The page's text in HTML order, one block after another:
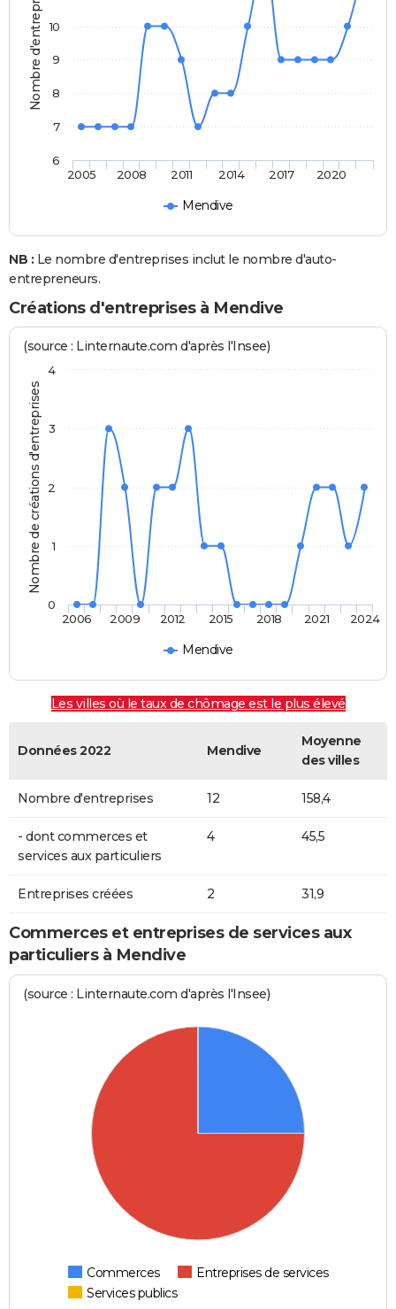
Nombre d'entreprises
Mendive
2005 2008 2011 2014 2017 2020
6
7
8
9
10
NB : Le nombre d'entreprises inclut le nombre d'auto-
entrepreneurs.
Créations d'entreprises à Mendive
Nombre de créations d'entreprises
(source : Linternaute.com d'après l'Insee)
Mendive
2006 2009 2012 2015 2018 2021 2024
0
1
2
3
4
Les villes où le taux de chômage est le plus élevé
Données 2022 Mendive
Moyenne
des villes
Nombre d'entreprises 12 158,4
- dont commerces et
services aux particuliers
4 45,5
Entreprises créées 2 31,9
Commerces et entreprises de services aux
particuliers à Mendive
(source : Linternaute.com d'après l'Insee)
Commerces
Entreprises de services
Services publics